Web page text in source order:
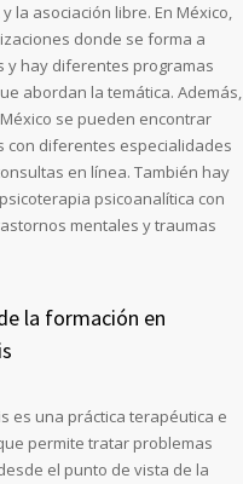
la asociación libre. En México,
donde se forma a
y hay diferentes programas
abordan la temática. Además,
se pueden encontrar
con diferentes especialidades
en línea. También hay
psicoanalítica con
mentales y traumas
la formación en
es una práctica terapéutica e
permite tratar problemas
el punto de vista de la